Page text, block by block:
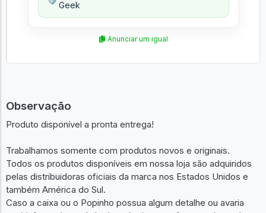
Geek
Anunciar um igual
Observação
Produto disponível a pronta entrega!
Trabalhamos somente com produtos novos e originais.
Todos os produtos disponíveis em nossa loja são adquiridos
pelas distribuidoras oficiais da marca nos Estados Unidos e
também América do Sul.
Caso a caixa ou o Popinho possua algum detalhe ou avaria